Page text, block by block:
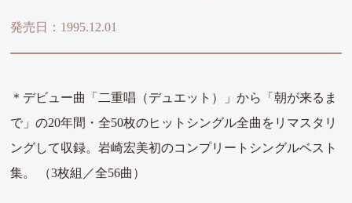
発売日：1995.12.01
＊デビュー曲「二重唱（デュエット）」から「朝が来るま
で」の20年間・全50枚のヒットシングル全曲をリマスタリ
ングして収録。岩崎宏美初のコンプリートシングルベスト
集。 （3枚組／全56曲）